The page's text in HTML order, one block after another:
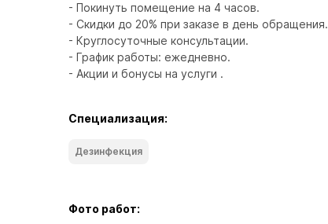
- Покинуть помещение на 4 часов.
- Скидки до 20% при заказе в день обращения.
- Круглосуточные консультации.
- График работы: ежедневно.
- Акции и бонусы на услуги .
Специализация:
Дезинфекция
Фото работ: